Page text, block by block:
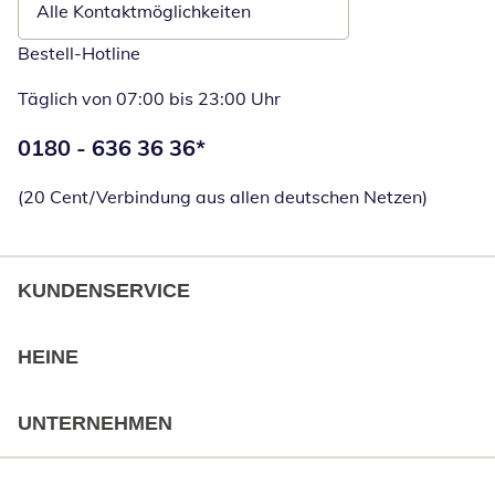
Alle Kontaktmöglichkeiten
Bestell-Hotline
Täglich von 07:00 bis 23:00 Uhr
Telefonnummer:
0180 - 636 36 36*
(20 Cent/Verbindung aus allen deutschen Netzen)
KUNDENSERVICE
HEINE
UNTERNEHMEN